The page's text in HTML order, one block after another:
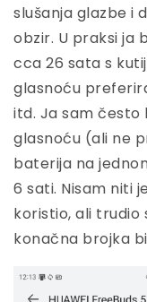
slušanja glazbe i
obzir. U praksi ja
cca 26 sata s
glasnoću
itd. Ja sam često
glasnoću (ali ne
baterija na
6 sati. Nisam niti
koristio, ali trudio
konačna brojka